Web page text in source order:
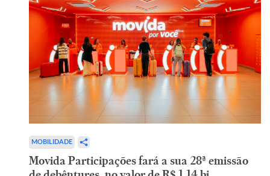
MOBILIDADE
Movida Participações fará a sua 28ª emissão